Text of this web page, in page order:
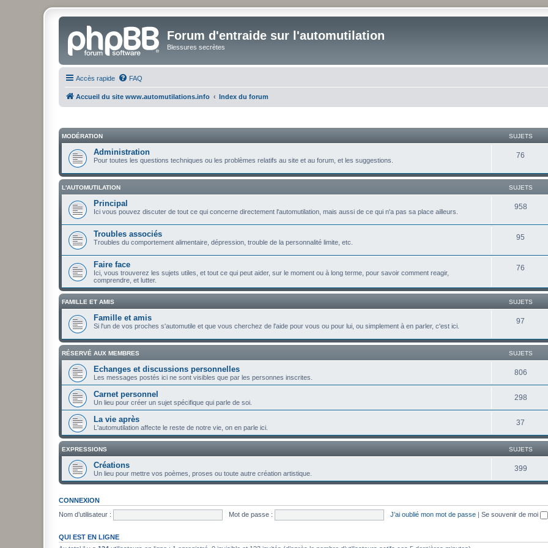
Forum d'entraide sur l'automutilation
Blessures secrètes
Accès rapide FAQ
Accueil du site www.automutilations.info Index du forum
MODÉRATION SUJETS
Administration
Pour toutes les questions techniques ou les problèmes relatifs au site et au forum, et les suggestions.
76
L'AUTOMUTILATION SUJETS
Principal
Ici vous pouvez discuter de tout ce qui concerne directement l'automutilation, mais aussi de ce qui n'a pas sa place ailleurs.
958
Troubles associés
Troubles du comportement alimentaire, dépression, trouble de la personnalité limite, etc.
95
Faire face
Ici, vous trouverez les sujets utiles, et tout ce qui peut aider, sur le moment ou à long terme, pour savoir comment reagir,
comprendre, et lutter.
76
FAMILLE ET AMIS SUJETS
Famille et amis
Si l'un de vos proches s'automutile et que vous cherchez de l'aide pour vous ou pour lui, ou simplement à en parler, c'est ici.
97
RÉSERVÉ AUX MEMBRES SUJETS
Echanges et discussions personnelles
Les messages postés ici ne sont visibles que par les personnes inscrites.
806
Carnet personnel
Un lieu pour créer un sujet spécifique qui parle de soi.
298
La vie après
L'automutilation affecte le reste de notre vie, on en parle ici.
37
EXPRESSIONS SUJETS
Créations
Un lieu pour mettre vos poèmes, proses ou toute autre création artistique.
399
CONNEXION
Nom d’utilisateur :
Mot de passe : J’ai oublié mon mot de passe | Se souvenir de moi
QUI EST EN LIGNE